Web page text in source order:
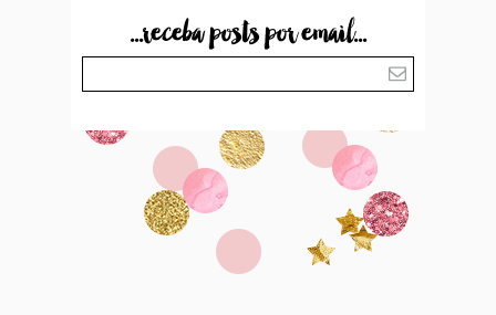
...receba posts por email...